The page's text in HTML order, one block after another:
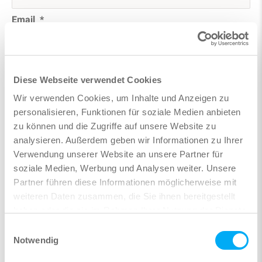
Diese Webseite verwendet Cookies
Wir verwenden Cookies, um Inhalte und Anzeigen zu
personalisieren, Funktionen für soziale Medien anbieten
zu können und die Zugriffe auf unsere Website zu
analysieren. Außerdem geben wir Informationen zu Ihrer
Verwendung unserer Website an unsere Partner für
soziale Medien, Werbung und Analysen weiter. Unsere
Partner führen diese Informationen möglicherweise mit
weiteren Daten zusammen, die Sie ihnen bereitgestellt
Notwendig
Email
Tätig als
Firma
Land
nächsten Besuch nicht erneut eingeben müssen!
- Ich möchte unter der angegebenen E-